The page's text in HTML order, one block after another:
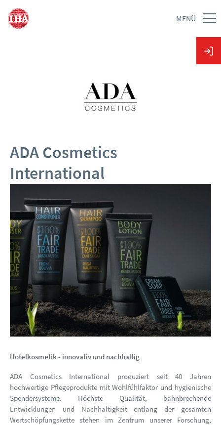
MENÜ
ADA Cosmetics
International
Hotelkosmetik - innovativ und nachhaltig
ADA Cosmetics International produziert seit 40 Jahren
hochwertige Pflegeprodukte mit Wohlfühlfaktor und hygienische
Spendersysteme. Höchste Qualität, bahnbrechende
Entwicklungen und Nachhaltigkeit entlang der gesamten
Wertschöpfungskette stehen im Zentrum unserer Forschung,